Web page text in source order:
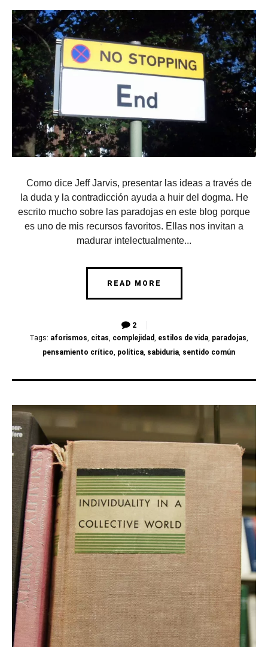
Como dice Jeff Jarvis, presentar las ideas a través de
la duda y la contradicción ayuda a huir del dogma. He
escrito mucho sobre las paradojas en este blog porque
es uno de mis recursos favoritos. Ellas nos invitan a
madurar intelectualmente...
READ MORE
2
Tags: aforismos, citas, complejidad, estilos de vida, paradojas,
pensamiento crítico, política, sabiduria, sentido común